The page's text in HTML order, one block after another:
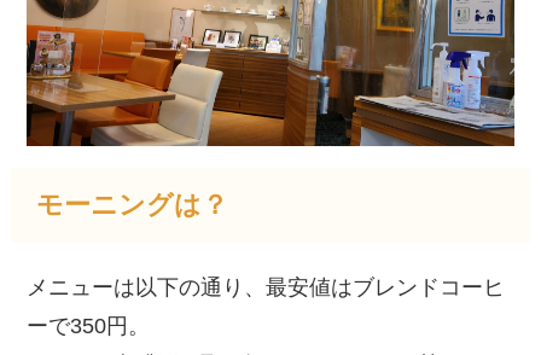
モーニングは？
メニューは以下の通り、最安値はブレンドコーヒ
ーで350円。